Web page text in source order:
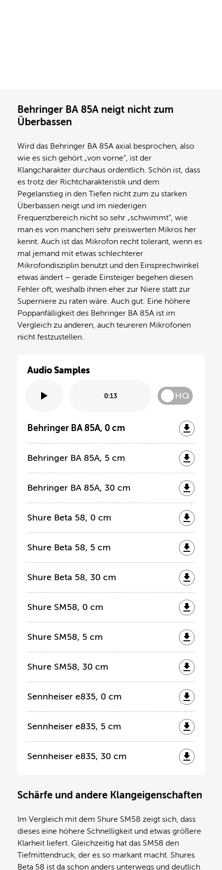
Behringer BA 85A neigt nicht zum
Überbassen
Wird das Behringer BA 85A axial besprochen, also
wie es sich gehört „von vorne“, ist der
Klangcharakter durchaus ordentlich. Schön ist, dass
es trotz der Richtcharakteristik und dem
Pegelanstieg in den Tiefen nicht zum zu starken
Überbassen neigt und im niederigen
Frequenzbereich nicht so sehr „schwimmt“, wie
man es von manchen sehr preiswerten Mikros her
kennt. Auch ist das Mikrofon recht tolerant, wenn es
mal jemand mit etwas schlechterer
Mikrofondisziplin benutzt und den Einsprechwinkel
etwas ändert – gerade Einsteiger begehen diesen
Fehler oft, weshalb ihnen eher zur Niere statt zur
Superniere zu raten wäre. Auch gut: Eine höhere
Poppanfälligkeit des Behringer BA 85A ist im
Vergleich zu anderen, auch teureren Mikrofonen
nicht festzustellen.
Audio Samples
0:13 HQ
Behringer BA 85A, 0 cm
Behringer BA 85A, 5 cm
Behringer BA 85A, 30 cm
Shure Beta 58, 0 cm
Shure Beta 58, 5 cm
Shure Beta 58, 30 cm
Shure SM58, 0 cm
Shure SM58, 5 cm
Shure SM58, 30 cm
Sennheiser e835, 0 cm
Sennheiser e835, 5 cm
Sennheiser e835, 30 cm
Schärfe und andere Klangeigenschaften
Im Vergleich mit dem Shure SM58 zeigt sich, dass
dieses eine höhere Schnelligkeit und etwas größere
Klarheit liefert. Gleichzeitig hat das SM58 den
Tiefmittendruck, der es so markant macht. Shures
Beta 58 ist da schon anders unterwegs und deutlich